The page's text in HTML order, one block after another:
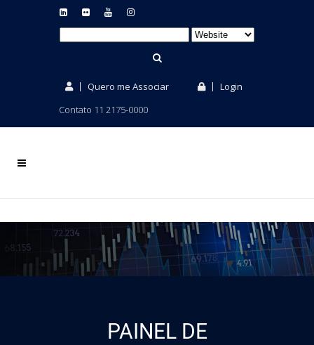
Quero me Associar
Login
Contato 11 2175-0000
PAINEL DE